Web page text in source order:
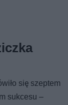
się szeptem
sukcesu –